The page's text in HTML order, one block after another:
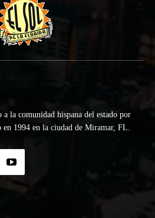
la comunidad hispana del estado por
en 1994 en la ciudad de Miramar, FL.